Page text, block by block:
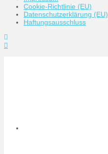
Cookie-Richtlinie (EU)
Datenschutzerklärung (EU)
Haftungsausschluss